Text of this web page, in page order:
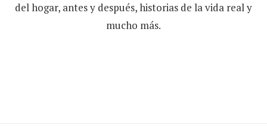
del hogar, antes y después, historias de la vida real y
mucho más.